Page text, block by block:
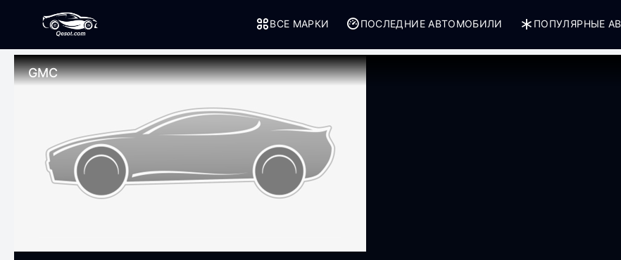
ВСЕ МАРКИ ПОСЛЕДНИЕ АВТОМОБИЛИ ПОПУЛЯРНЫЕ
GMC